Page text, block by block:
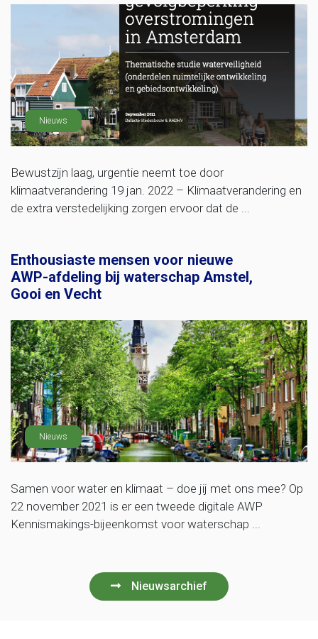
Nieuws
Bewustzijn laag, urgentie neemt toe door
klimaatverandering 19 jan. 2022 – Klimaatverandering en
de extra verstedelijking zorgen ervoor dat de ...
Enthousiaste mensen voor nieuwe
AWP-afdeling bij waterschap Amstel,
Gooi en Vecht
Nieuws
Samen voor water en klimaat – doe jij met ons mee? Op
22 november 2021 is er een tweede digitale AWP
Kennismakings-bijeenkomst voor waterschap ...
Nieuwsarchief